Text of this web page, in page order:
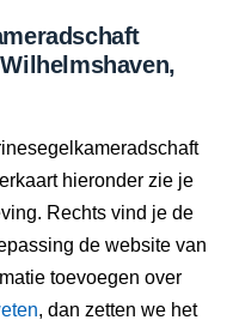
hieronder zie je
Rechts vind je de
de website van
toevoegen over
, dan zetten we het